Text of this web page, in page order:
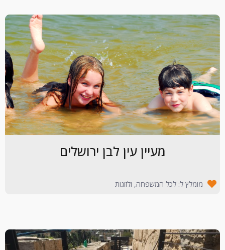
מעיין עין לבן ירושלים
מומלץ ל: לכל המשפחה, ולזוגות